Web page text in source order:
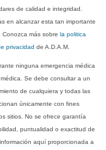
de calidad e integridad.
en alcanzar esta tan importante
Conozca más sobrela politica
privacidad de A.D.A.M.
ninguna emergencia médica
Se debe consultar a un
de cualquiera y todas las
únicamente con fines
sitios. No se ofrece garantía
puntualidad o exactitud de
aquí proporcionada a